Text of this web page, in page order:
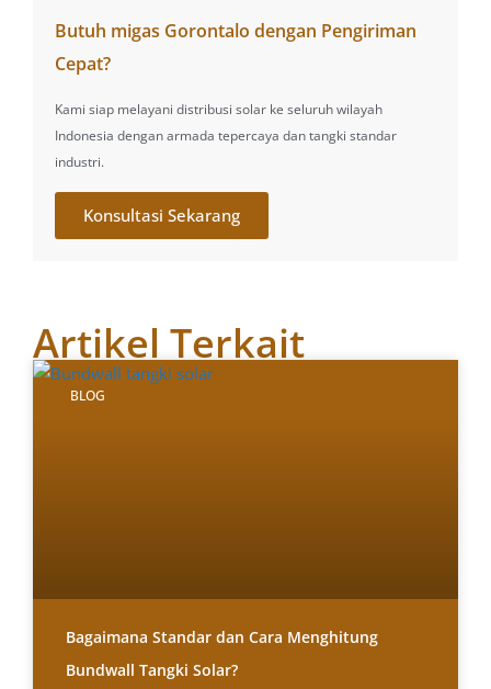
Butuh migas Gorontalo dengan Pengiriman
Cepat?
Kami siap melayani distribusi solar ke seluruh wilayah
Indonesia dengan armada tepercaya dan tangki standar
industri.
Konsultasi Sekarang
Artikel Terkait
BLOG
Bagaimana Standar dan Cara Menghitung
Bundwall Tangki Solar?